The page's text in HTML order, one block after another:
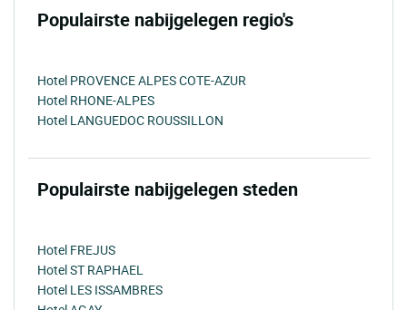
Populairste nabijgelegen regio's
Hotel PROVENCE ALPES COTE-AZUR
Hotel RHONE-ALPES
Hotel LANGUEDOC ROUSSILLON
Populairste nabijgelegen steden
Hotel FREJUS
Hotel ST RAPHAEL
Hotel LES ISSAMBRES